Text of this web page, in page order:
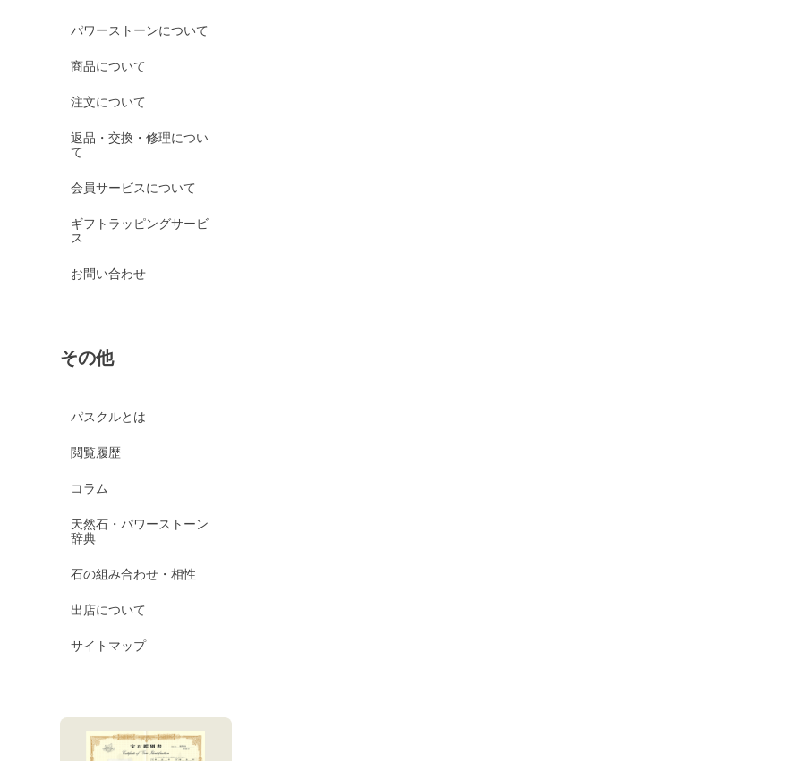
パワーストーンについて
商品について
注文について
返品・交換・修理につい
て
会員サービスについて
ギフトラッピングサービ
ス
お問い合わせ
その他
パスクルとは
閲覧履歴
コラム
天然石・パワーストーン
辞典
石の組み合わせ・相性
出店について
サイトマップ